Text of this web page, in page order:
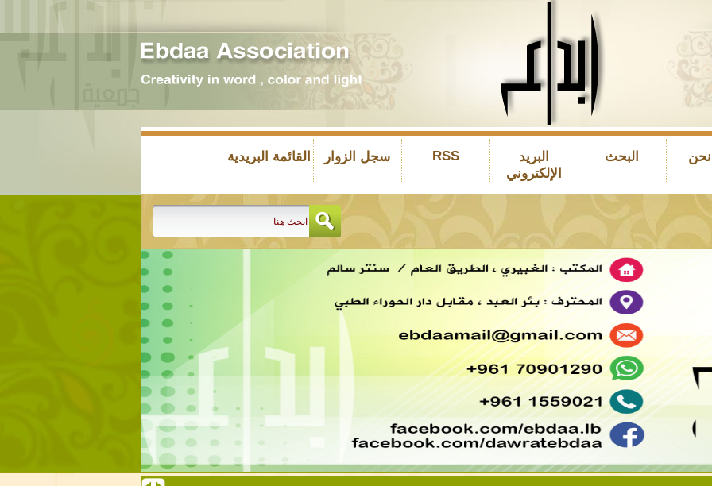
البحث
البريد
الإلكتروني
RSS سجل الزوار القائمة البريدية